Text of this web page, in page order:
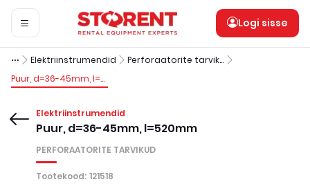
Logi sisse
Elektriinstrumendid
Perforaatorite tarvikud
Puur, d=36-45mm, l=520mm
Elektriinstrumendid
Puur, d=36-45mm, l=520mm
PERFORAATORITE TARVIKUD
Tootekood: 121518